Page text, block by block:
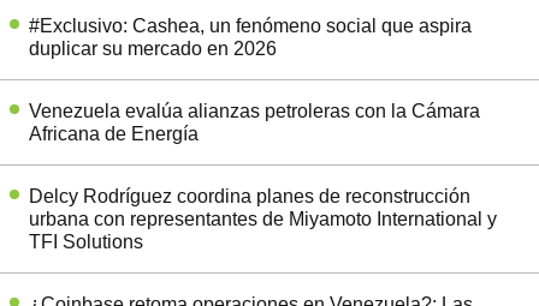
#Exclusivo: Cashea, un fenómeno social que aspira
duplicar su mercado en 2026
Venezuela evalúa alianzas petroleras con la Cámara
Africana de Energía
Delcy Rodríguez coordina planes de reconstrucción
urbana con representantes de Miyamoto International y
TFI Solutions